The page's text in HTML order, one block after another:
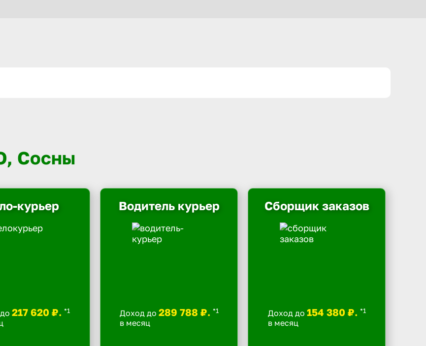
Сосны
курьер
217 620 ₽. *1
Водитель курьер
Доход до 289 788 ₽. *1
в месяц
Сборщик заказов
Доход до 154 380 ₽. *1
в месяц